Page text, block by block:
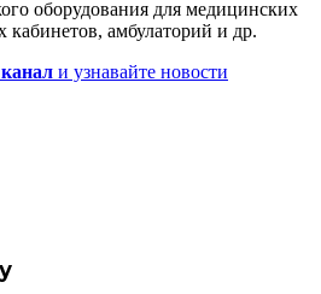
оборудования для медицинских
кабинетов, амбулаторий и др.
и узнавайте новости